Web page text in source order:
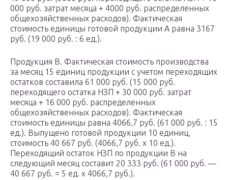
000 руб. затрат месяца + 4000 руб. распределенных
общехозяйственных расходов). Фактическая
стоимость единицы готовой продукции A равна 3167
руб. (19 000 руб. : 6 ед.).
Продукция B. Фактическая стоимость производства
за месяц 15 единиц продукции с учетом переходящих
остатков составила 61 000 руб. (15 000 руб.
переходящего остатка НЗП + 30 000 руб. затрат
месяца + 16 000 руб. распределенных
общехозяйственных расходов). Фактическая
стоимость единицы равна 4066,7 руб. (61 000 руб. : 15
ед.). Выпущено готовой продукции 10 единиц,
стоимость 40 667 руб. (4066,7 руб. x 10 ед.).
Переходящий остаток НЗП по продукции B на
следующий месяц составит 20 333 руб. (61 000 руб. —
40 667 руб. = 5 ед. x 4066,7 руб.).